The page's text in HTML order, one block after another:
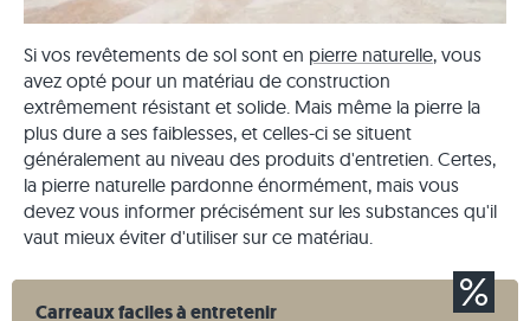
Si vos revêtements de sol sont en pierre naturelle, vous
avez opté pour un matériau de construction
extrêmement résistant et solide. Mais même la pierre la
plus dure a ses faiblesses, et celles-ci se situent
généralement au niveau des produits d'entretien. Certes,
la pierre naturelle pardonne énormément, mais vous
devez vous informer précisément sur les substances qu'il
vaut mieux éviter d'utiliser sur ce matériau.
Carreaux faciles à entretenir